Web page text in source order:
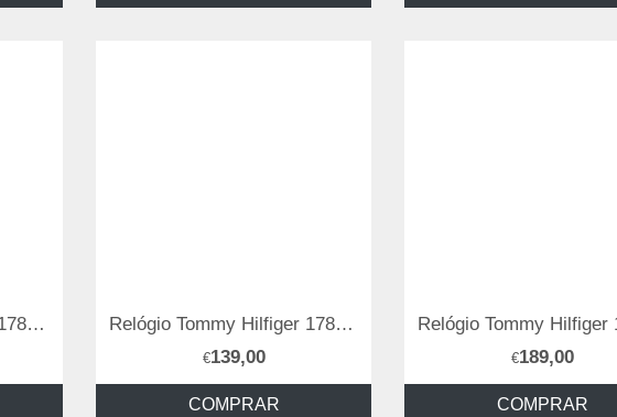
Relógio Tommy Hilfiger 1782658 Relógio Tommy Hilfiger 1782163
€139,00
COMPRAR
€189,00
COMPRAR